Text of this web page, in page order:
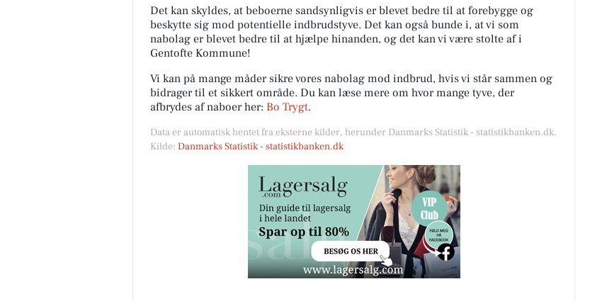
Det kan skyldes, at beboerne sandsynligvis er blevet bedre til at forebygge og
beskytte sig mod potentielle indbrudstyve. Det kan også bunde i, at vi som
nabolag er blevet bedre til at hjælpe hinanden, og det kan vi være stolte af i
Gentofte Kommune!
Vi kan på mange måder sikre vores nabolag mod indbrud, hvis vi står sammen og
bidrager til et sikkert område. Du kan læse mere om hvor mange tyve, der
afbrydes af naboer her: Bo Trygt.
Data er automatisk hentet fra eksterne kilder, herunder Danmarks Statistik - statistikbanken.dk.
Kilde: Danmarks Statistik - statistikbanken.dk